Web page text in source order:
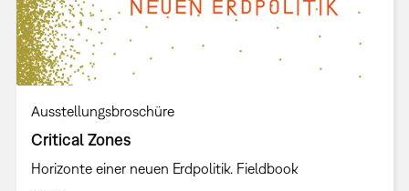
Ausstellungsbroschüre
Critical Zones
Horizonte einer neuen Erdpolitik. Fieldbook